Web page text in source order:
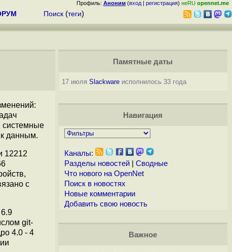
Профиль: Аноним (вход | регистрация) неRU opennet.me
Поиск (теги)
системные
данным.
12212
с
git-
4.0 - 4
Памятные даты
17 июля Slackwareисполнилось 33 года
Навигация
Каналы:
Разделы новостей| Сводные
Что нового на OpenNet
Поиск в новостях
Новые комментарии
Добавить свою новость
Важное